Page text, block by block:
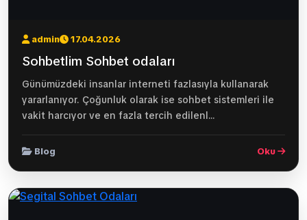
admin 17.04.2026
Sohbetlim Sohbet odaları
Günümüzdeki insanlar interneti fazlasıyla kullanarak
yararlanıyor. Çoğunluk olarak ise sohbet sistemleri ile
vakit harcıyor ve en fazla tercih edilenl...
Blog Oku